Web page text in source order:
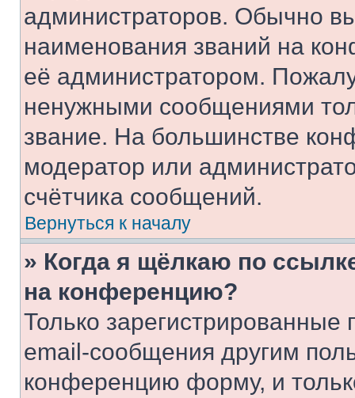
администраторов. Обычно
наименования званий на
её администратором.
ненужными сообщениями
звание. На большинстве
модератор или
счётчика сообщений.
Вернуться к началу
» Когда я щёлкаю по
на конференцию?
Только зарегистрированные
email-сообщения другим
конференцию форму, и